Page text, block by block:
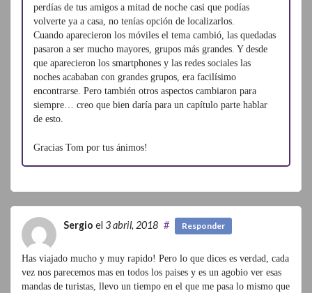
perdías de tus amigos a mitad de noche casi que podías
volverte ya a casa, no tenías opción de localizarlos.
Cuando aparecieron los móviles el tema cambió, las quedadas
pasaron a ser mucho mayores, grupos más grandes. Y desde
que aparecieron los smartphones y las redes sociales las
noches acababan con grandes grupos, era facilísimo
encontrarse. Pero también otros aspectos cambiaron para
siempre… creo que bien daría para un capítulo parte hablar
de esto.
Gracias Tom por tus ánimos!
Sergio el 3 abril, 2018 # Responder
Has viajado mucho y muy rapido! Pero lo que dices es verdad, cada
vez nos parecemos mas en todos los paises y es un agobio ver esas
mandas de turistas, llevo un tiempo en el que me pasa lo mismo que